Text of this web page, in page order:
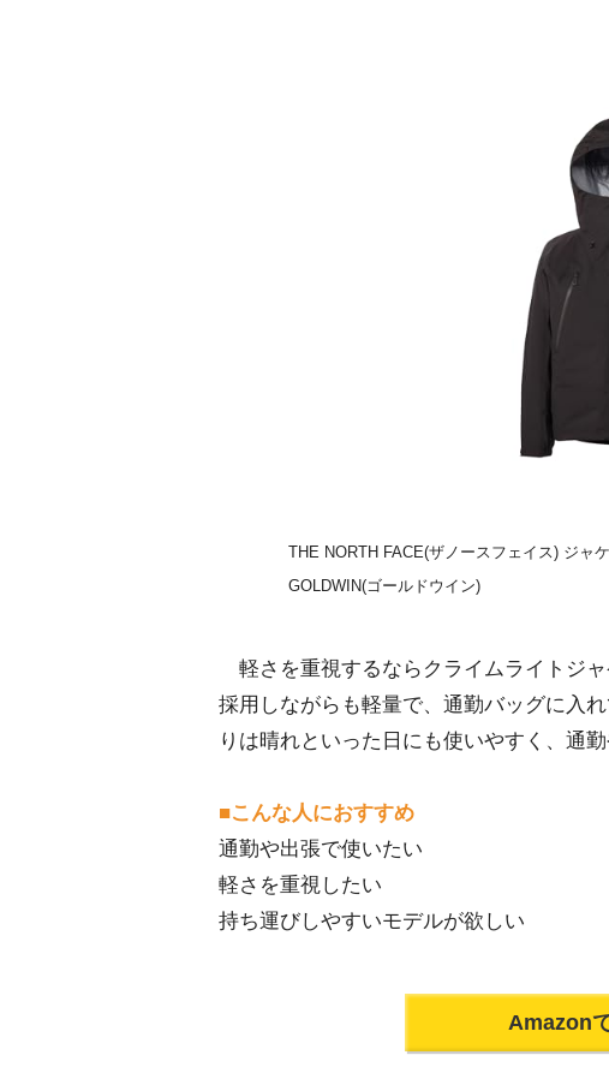
THE NORTH FACE(ザノースフェイス) ジャ
GOLDWIN(ゴールドウイン)
軽さを重視するならクライムライトジ
採用しながらも軽量で、通勤バッグに入
りは晴れといった日にも使いやすく、通勤
■こんな人におすすめ
通勤や出張で使いたい
軽さを重視したい
持ち運びしやすいモデルが欲しい
Amazon